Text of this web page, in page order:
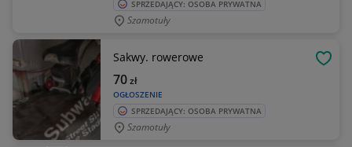
SPRZEDAJĄCY: OSOBA PRYWATNA
Szamotuły
Sakwy. rowerowe
OGŁOSZENIE
70zł
SPRZEDAJĄCY: OSOBA PRYWATNA
Szamotuły